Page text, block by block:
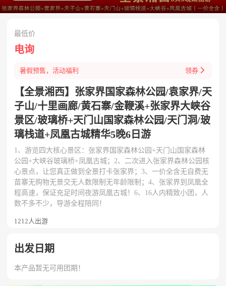
最低价
电询
暑假预售，活动福利 领券 
【全景湘西】张家界国家森林公园/袁家界/天
子山/十里画廊/黄石寨/金鞭溪+张家界大峡谷
景区/玻璃桥+天门山国家森林公园/天门洞/玻
璃栈道+凤凰古城精华5晚6日游
1、游览四大核心景区：张家界国家森林公园+天门山国家森林
公园+大峡谷玻璃桥+凤凰古城；2、二次进入张家界森林公园核
心景点，让您真正做到全景打卡张家界；3、一价全含无自费无
苗寨无购物无景交无人数限制无年龄限制；4、张家界到凤凰全
程高速，保证充足时间夜游凤凰古城！6、16人内精致小团，人
数不多不少，导游全程陪同！
1212人出游
出发日期
本产品暂无可用团期！